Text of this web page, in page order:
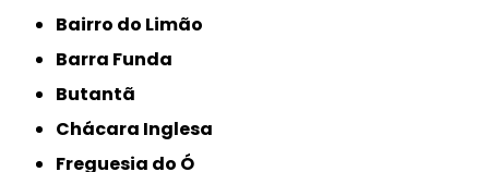
Bairro do Limão
Barra Funda
Butantã
Chácara Inglesa
Freguesia do Ó